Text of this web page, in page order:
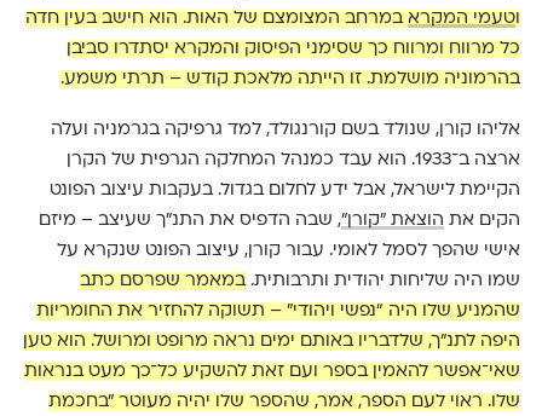
טעמי המקראבמרחב המצומצם של האות. הוא חישב בעין חדה
כל מרווח ומרווח כך שסימני הפיסוק והמקרא יסתדרו סביבן
בהרמוניה מושלמת. זו הייתה מלאכת קודש – תרתי משמע.
אליהו קורן, שנולד בשם קורנגולד, למד גרפיקה בגרמניה ועלה
ארצה ב־1933. הוא עבד כמנהל המחלקה הגרפית של הקרן
הקיימת לישראל, אבל ידע לחלום בגדול. בעקבות עיצוב הפונט
הקים את הוצאת "קורן", שבה הדפיס את התנ״ך שעיצב – מיזם
אישי שהפך לסמל לאומי. עבור קורן, עיצוב הפונט שנקרא על
שמו היה שליחות יהודית ותרבותית.במאמר שפרסם כתב
שהמניע שלו היה “נפשי ויהודי” – תשוקה להחזיר את החומריות
היפה לתנ״ך, שלדבריו באותם ימים נראה מרופט ומרושל. הוא טען
שאי־אפשר להאמין בספר ועם זאת להשקיע כל־כך מעט בנראות
שלו. ראוי לעם הספר, אמר, שהספר שלו יהיה מעוטר "בחכמת